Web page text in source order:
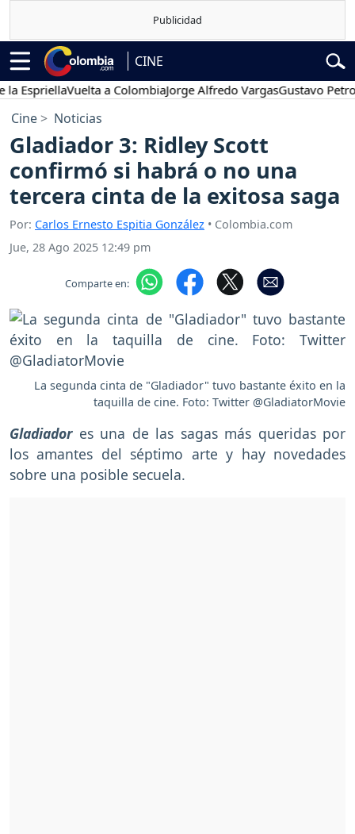
CINE
Vuelta a ColombiaJorge Alfredo VargasGustavo Petro
Cine Noticias
Gladiador 3: Ridley Scott
confirmó si habrá o no una
tercera cinta de la exitosa saga
Por: Carlos Ernesto Espitia González • Colombia.com
Jue, 28 Ago 2025 12:49 pm
Comparte en:
La segunda cinta de "Gladiador" tuvo bastante éxito en la
taquilla de cine. Foto: Twitter @GladiatorMovie
Gladiador es una de las sagas más queridas por
los amantes del séptimo arte y hay novedades
sobre una posible secuela.